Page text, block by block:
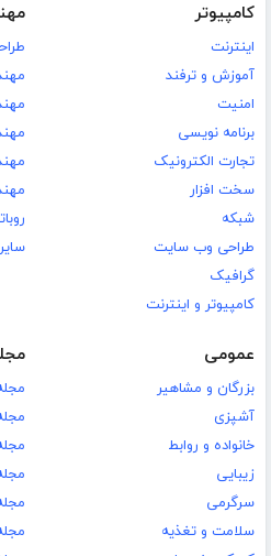
کامپیوتر
اینترنت
آموزش و ترفند
امنیت
برنامه نویسی
تجارت الکترونیک
سخت افزار
شبکه
طراحی وب سایت
گرافیک
کامپیوتر و اینترنت
عمومی
بزرگان و مشاهیر
آشپزی
خانواده و روابط
زیبایی
سرگرمی
سلامت و تغذیه